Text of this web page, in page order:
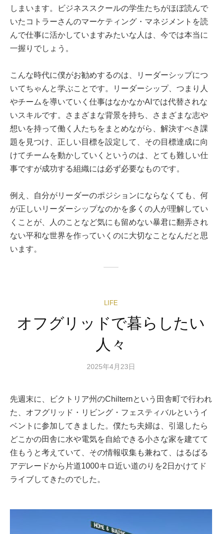
しまいます。ビジネススクールの学生たちがほぼ読んで
いたコトラーさんのマーケティング・マネジメントを読
んで仕事に活かしていますみたいな人は、今では本当に
一握りでしょう。
こんな時代に僕がお勧めするのは、リーダーシップにつ
いてちゃんと学ぶことです。リーダーシップ、つまり人
やチームを導いていく仕事はなかなかAIでは代替されな
いスキルです。さまざまな背景を持ち、さまざまな志や
想いを持って働く人たちをまとめながら、解決すべき課
題を見つけ、正しい目標を設定して、その目標達成に向
けてチームを動かしていくというのは、とても難しい仕
事ですが成功する組織には必ず必要なものです。
例え、自分がリーダーのポジションにならなくても、何
が正しいリーダーシップなのかを多くの人が理解してい
くことが、人のことなど気にも留めない暴君に翻弄され
ない平和な世界を作っていくのに大切なことなんだと思
います。
LIFE
オフグリッドで暮らしたい
人々
2025年4月23日
先週末に、ビクトリア州のChilternという田舎町で行われ
た、オフグリッド・リビング・フェスティバルというイ
ベントに参加してきました。僕たち夫婦は、引退したら
どこかの田舎に水や電気を自給できる小さな家を建てて
住もうと考えていて、その情報収集も兼ねて、はるばる
アデレードから片道1000キロ近い道のりを2日かけてド
ライブしてきたのでした。